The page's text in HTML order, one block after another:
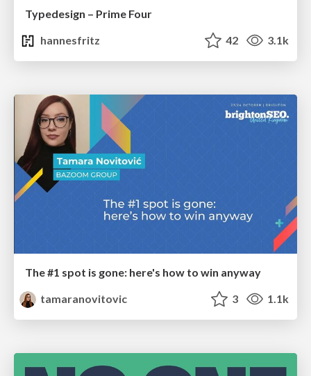
Typedesign – Prime Four
hannesfritz
42 3.1k
The #1 spot is gone: here's how to win anyway
tamaranovitovic
3 1.1k